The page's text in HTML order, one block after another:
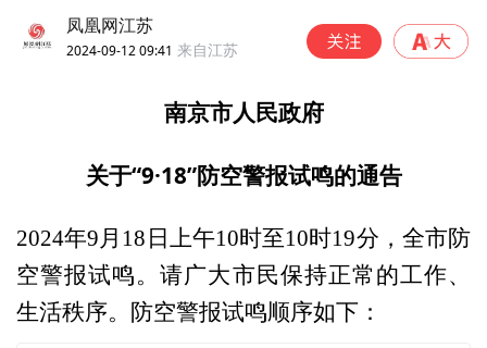
凤凰网江苏
2024-09-12 09:41 来自江苏
南京市人民政府
关于“9·18”防空警报试鸣的通告
2024年9月18日上午10时至10时19分，全市防
空警报试鸣。请广大市民保持正常的工作、
生活秩序。防空警报试鸣顺序如下：